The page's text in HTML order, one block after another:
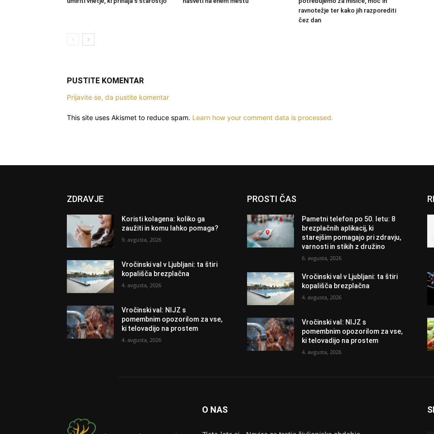
ravnotežje ter kako jih razporediti
čez dan
PUSTITE KOMENTAR
Prijavite se, da pustite komentar
This site uses Akismet to reduce spam. Learn how your comment data is processed.
ZDRAVJE
Koristi kolagena: koliko ga
zaužiti in komu lahko pomaga?
9. avgusta, 2026
Vročinski val v Ljubljani: ta štiri
kopališča brezplačna
4. avgusta, 2026
Vročinski val: NIJZ s
pomembnim opozorilom za vse,
ki telovadijo na prostem
4. avgusta, 2026
PROSTI ČAS
Pametni telefon po 50. letu: 8
brezplačnih aplikacij, ki
starejšim pomagajo pri zdravju,
varnosti in stikih z družino
6. avgusta, 2026
Vročinski val v Ljubljani: ta štiri
kopališča brezplačna
4. avgusta, 2026
Vročinski val: NIJZ s
pomembnim opozorilom za vse,
ki telovadijo na prostem
4. avgusta, 2026
O NAS